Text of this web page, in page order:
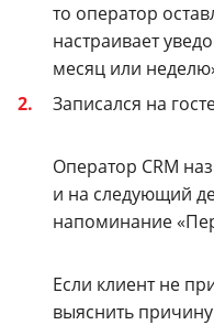
то оператор
настраивает
месяц или
Записался на
Оператор CRM
и на следующий
напоминание
Если клиент не
выяснить